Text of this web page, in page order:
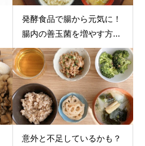
発酵食品で腸から元気に！
腸内の善玉菌を増やす方...
意外と不足しているかも？